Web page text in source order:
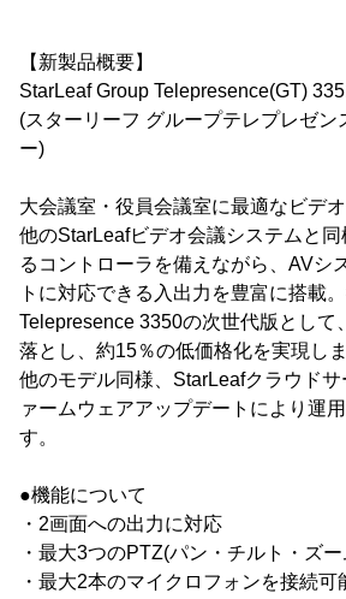
【新製品概要】
StarLeaf Group Telepresence(GT)
(スターリーフ グループテレプレゼン
ー)
大会議室・役員会議室に最適なビデオ
他のStarLeafビデオ会議システムと
るコントローラを備えながら、AVシ
トに対応できる入出力を豊富に搭載
Telepresence 3350の次世代版として
落とし、約15％の低価格化を実現しま
他のモデル同様、StarLeafクラウド
ァームウェアアップデートにより運
す。
●機能について
・2画面への出力に対応
・最大3つのPTZ(パン・チルト・ズ
・最大2本のマイクロフォンを接続可